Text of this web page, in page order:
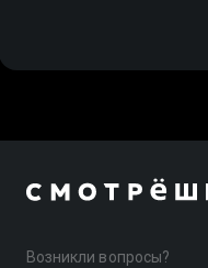
Возникли вопросы?